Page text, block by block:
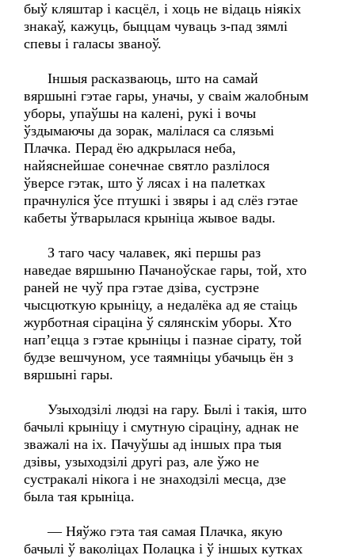
быў кляштар і касцёл, і хоць не відаць ніякіх
знакаў, кажуць, быццам чуваць з-пад зямлі
спевы і галасы званоў.
Іншыя расказваюць, што на самай
вяршыні гэтае гары, уначы, у сваім жалобным
уборы, упаўшы на калені, рукі і вочы
ўздымаючы да зорак, малілася са слязьмі
Плачка. Перад ёю адкрылася неба,
найяснейшае сонечнае святло разлілося
ўверсе гэтак, што ў лясах і на палетках
прачнуліся ўсе птушкі і звяры і ад слёз гэтае
кабеты ўтварылася крыніца жывое вады.
З таго часу чалавек, які першы раз
наведае вяршыню Пачаноўскае гары, той, хто
раней не чуў пра гэтае дзіва, сустрэне
чысцюткую крыніцу, а недалёка ад яе стаіць
журботная сіраціна ў сялянскім уборы. Хто
нап’ецца з гэтае крыніцы і пазнае сірату, той
будзе вешчуном, усе таямніцы убачыць ён з
вяршыні гары.
Узыходзілі людзі на гару. Былі і такія, што
бачылі крыніцу і смутную сіраціну, аднак не
зважалі на іх. Пачуўшы ад іншых пра тыя
дзівы, узыходзілі другі раз, але ўжо не
сустракалі нікога і не знаходзілі месца, дзе
была тая крыніца.
— Няўжо гэта тая самая Плачка, якую
бачылі ў ваколіцах Полацка і ў іншых кутках